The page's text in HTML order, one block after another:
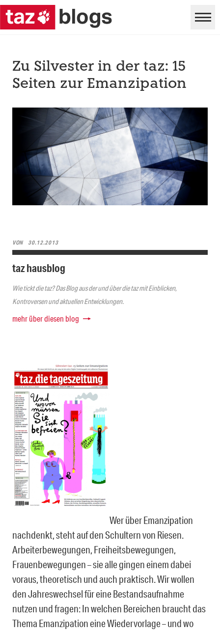
Zu Silvester in der taz: 15
Seiten zur Emanzipation
VON 30.12.2013
taz hausblog
Wie tickt die taz? Das Blog aus der und über die taz mit Einblicken,
Kontroversen und aktuellen Entwicklungen.
mehr über diesen blog
Wer über Emanzipation
nachdenkt, steht auf den Schultern von Riesen.
Arbeiterbewegungen, Freiheitsbewegungen,
Frauenbewegungen – sie alle gingen einem dabei
voraus, theoretisch und auch praktisch. Wir wollen
den Jahreswechsel für eine Bestandsaufnahme
nutzen und fragen: In welchen Bereichen braucht das
Thema Emanzipation eine Wiedervorlage – und wo